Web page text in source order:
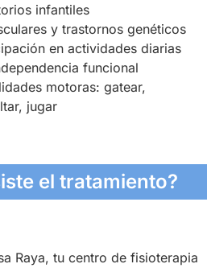
infantiles
y trastornos genéticos
en actividades diarias
funcional
motoras: gatear,
jugar
el tratamiento?
Raya, tu centro de fisioterapia